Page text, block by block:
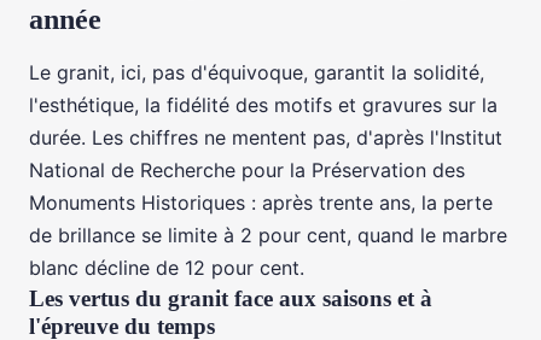
année
Le granit, ici, pas d'équivoque, garantit la solidité,
l'esthétique, la fidélité des motifs et gravures sur la
durée. Les chiffres ne mentent pas, d'après l'Institut
National de Recherche pour la Préservation des
Monuments Historiques : après trente ans, la perte
de brillance se limite à 2 pour cent, quand le marbre
blanc décline de 12 pour cent.
Les vertus du granit face aux saisons et à
l'épreuve du temps